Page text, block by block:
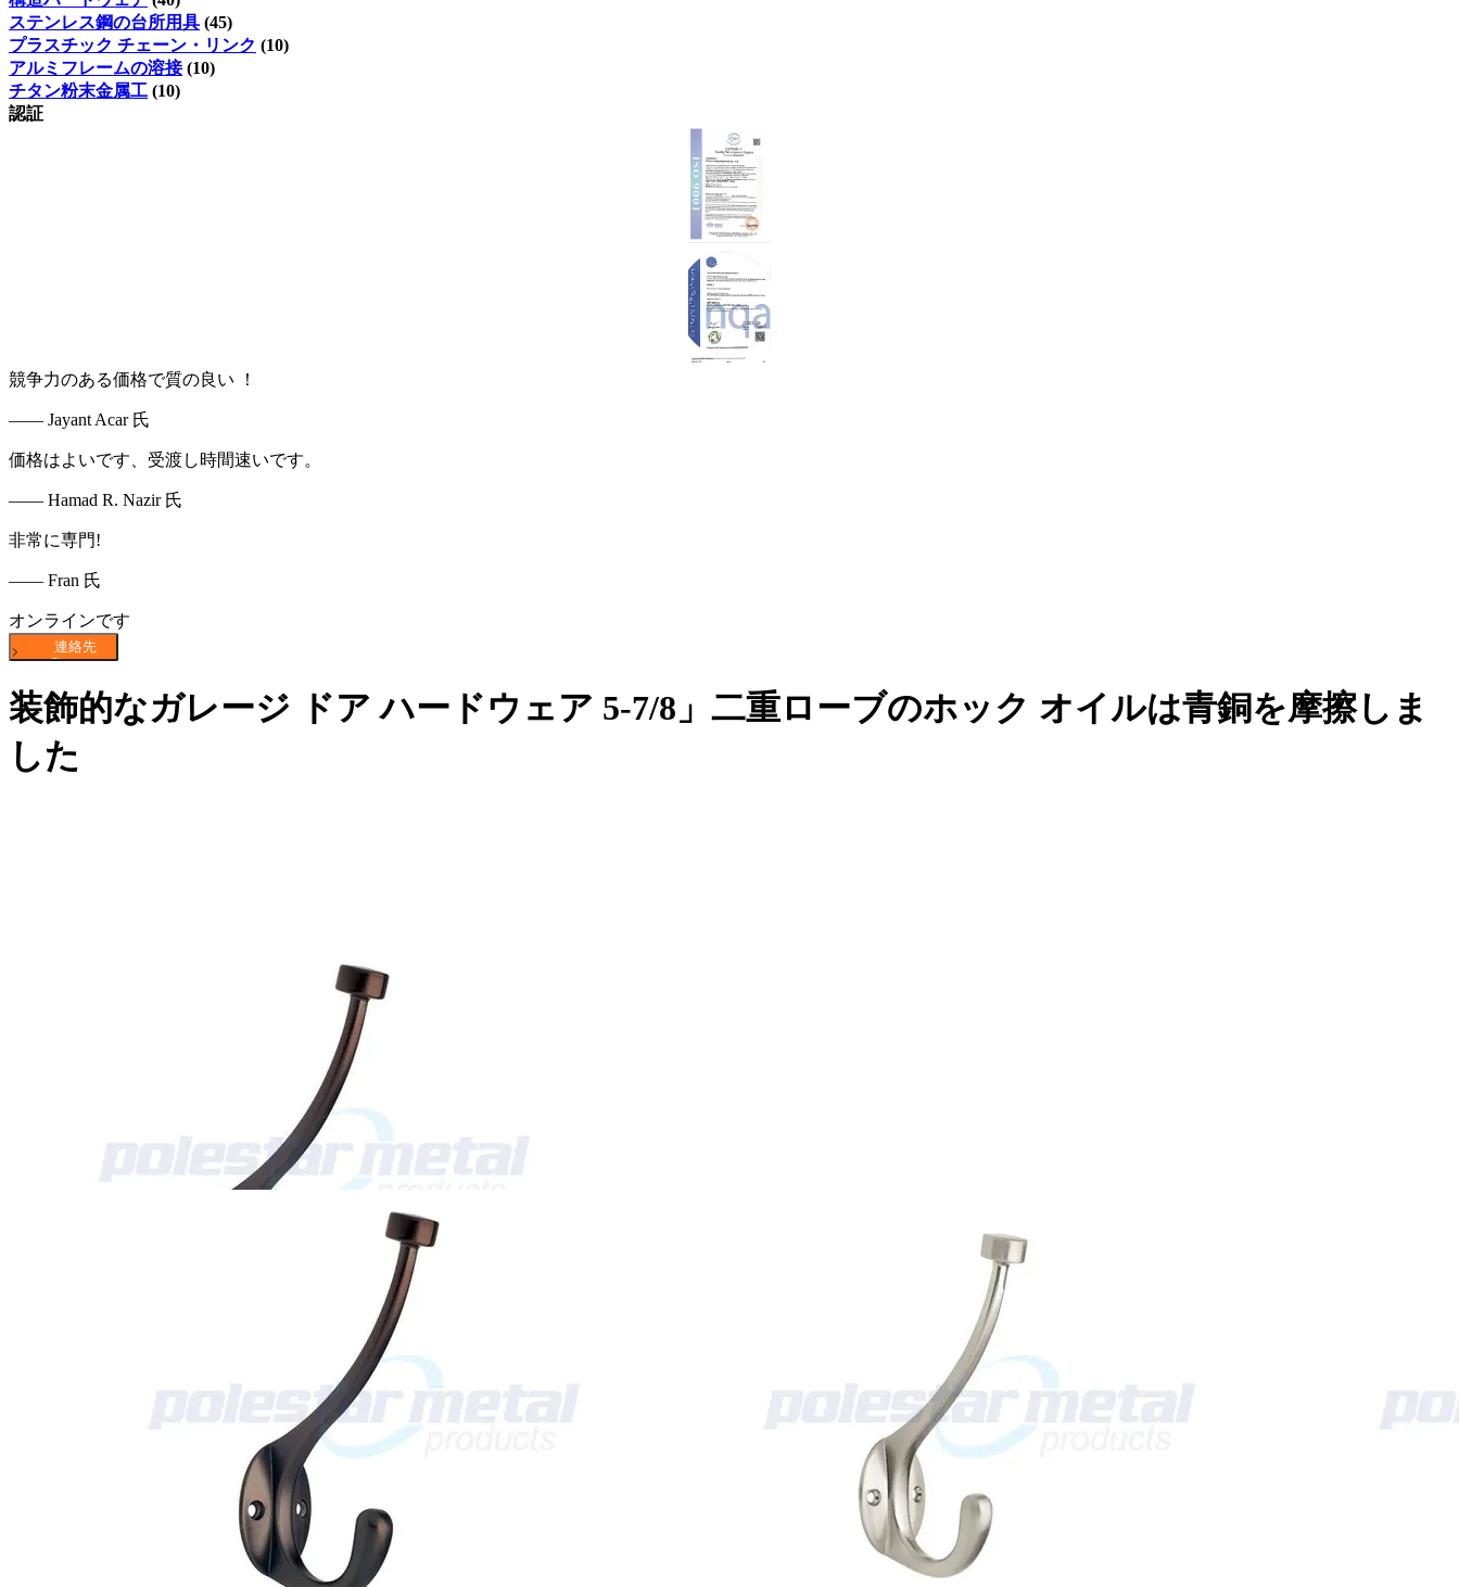
ステンレス鋼の台所用具 (45)
プラスチック チェーン・リンク (10)
アルミフレームの溶接 (10)
チタン粉末金属工 (10)
認証
競争力のある価格で質の良い ！
—— Jayant Acar 氏
価格はよいです、受渡し時間速いです。
—— Hamad R. Nazir 氏
非常に専門!
—— Fran 氏
オンラインです
装飾的なガレージ ドア ハードウェア 5-7/8」二重ローブのホック オイルは青銅を摩擦しま
した